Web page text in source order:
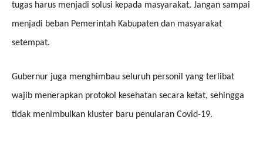
tugas harus menjadi solusi kepada masyarakat. Jangan sampai
menjadi beban Pemerintah Kabupaten dan masyarakat
setempat.
Gubernur juga menghimbau seluruh personil yang terlibat
wajib menerapkan protokol kesehatan secara ketat, sehingga
tidak menimbulkan kluster baru penularan Covid-19.